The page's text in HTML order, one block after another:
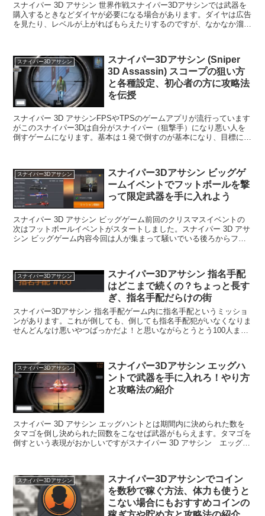
スナイパー 3D アサシン 世界作戦スナイパー3Dアサシンでは武器を
購入するときなどダイヤが必要になる場合があります。ダイヤは広告
を見たり、レベルが上がればもらえたりするのですが、なかなか溜ま
スナイパー3Dアサシン
スナイパー3Dアサシン (Sniper
3D Assassin) スコープの狙い方
と各種設定、初心者の方に攻略法
を伝授
スナイパー 3D アサシンFPSやTPSのゲームアプリが流行っています
がこのスナイパー3Dは自分がスナイパー（狙撃手）になり悪い人を
倒すゲームになります。基本は１発で倒すのが基本になり、目標にな
スナイパー3Dアサシン
スナイパー3Dアサシン ビッグゲ
ームイベントでフットボールを撃
って限定武器を手に入れよう
スナイパー 3D アサシン ビッグゲーム前回のクリスマスイベントの
次はフットボールイベントがスタートしました。スナイパー 3D アサ
シン ビッグゲーム内容今回は人が集まって騒いでいる後ろからフッ
スナイパー3Dアサシン
スナイパー3Dアサシン 指名手配
はどこまで続くの？ちょっと長す
ぎ、指名手配だらけの街
スナイパー3Dアサシン 指名手配ゲーム内に指名手配というミッショ
ンがあります。これが倒しても、倒しても指名手配犯がいなくなりま
せんどんなけ悪いやつばっかだよ！と思いながらとうとう100人まで
スナイパー3Dアサシン
スナイパー3Dアサシン エッグハ
ントで武器を手に入れろ！やり方
と攻略法の紹介
スナイパー 3D アサシン エッグハントとは期間内に決められた数を
タマゴを倒し決められた回数をこなせば武器がもらえます。タマゴを
倒すという表現がおかしいですがスナイパー 3D アサシン エッグハ
スナイパー3Dアサシン
スナイパー3Dアサシンでコイン
を数秒で稼ぐ方法、体力も使うと
こない場合にもおすすめコインの